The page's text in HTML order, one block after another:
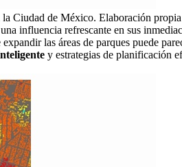
Ciudad de México. Elaboración
influencia refrescante en sus
las áreas de parques puede
y estrategias de planificación